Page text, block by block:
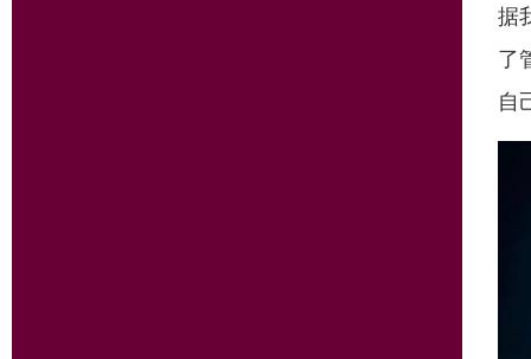
据
了
自